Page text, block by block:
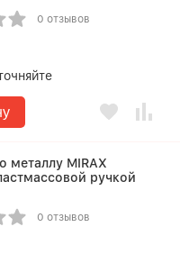
0 отзывов
металлу MIRAX
ручкой
0 отзывов